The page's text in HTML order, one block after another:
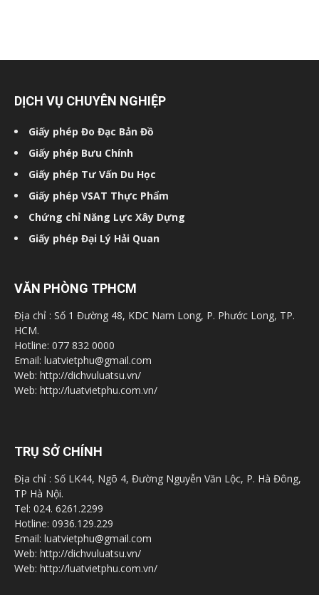
DỊCH VỤ CHUYÊN NGHIỆP
Giấy phép Đo Đạc Bản Đồ
Giấy phép Bưu Chính
Giấy phép Tư Vấn Du Học
Giấy phép VSAT Thực Phẩm
Chứng chỉ Năng Lực Xây Dựng
Giấy phép Đại Lý Hải Quan
VĂN PHÒNG TPHCM
Địa chỉ : Số 1 Đường 48, KDC Nam Long, P. Phước Long, TP.
HCM.
Hotline: 077 832 0000
Email: luatvietphu@gmail.com
Web: http://dichvuluatsu.vn/
Web: http://luatvietphu.com.vn/
TRỤ SỞ CHÍNH
Địa chỉ : Số LK44, Ngõ 4, Đường Nguyễn Văn Lộc, P. Hà Đông,
TP Hà Nội.
Tel: 024. 6261.2299
Hotline: 0936.129.229
Email: luatvietphu@gmail.com
Web: http://dichvuluatsu.vn/
Web: http://luatvietphu.com.vn/